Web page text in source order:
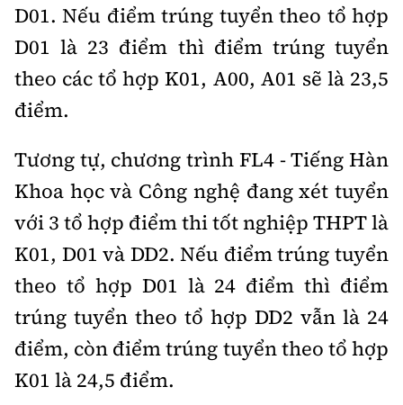
D01. Nếu điểm trúng tuyển theo tổ hợp
D01 là 23 điểm thì điểm trúng tuyển
theo các tổ hợp K01, A00, A01 sẽ là 23,5
điểm.
Tương tự, chương trình FL4 - Tiếng Hàn
Khoa học và Công nghệ đang xét tuyển
với 3 tổ hợp điểm thi tốt nghiệp THPT là
K01, D01 và DD2. Nếu điểm trúng tuyển
theo tổ hợp D01 là 24 điểm thì điểm
trúng tuyển theo tổ hợp DD2 vẫn là 24
điểm, còn điểm trúng tuyển theo tổ hợp
K01 là 24,5 điểm.